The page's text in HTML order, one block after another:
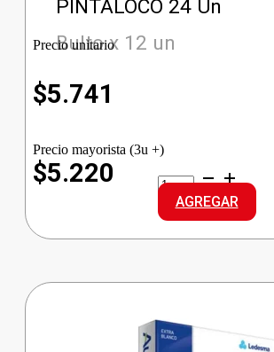
PINTALOCO 24 Un
Bulto x 12 un
Precio unitario
$5.741
Precio mayorista (3u +)
$5.220
PELIKAN
MARCADORES
PINTALOCO
cantidad
AGREGAR